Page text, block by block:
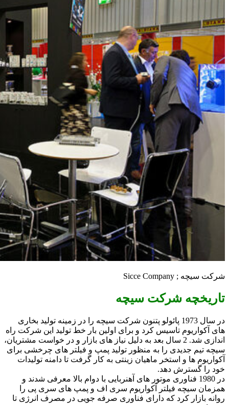
شرکت سیچه ; Sicce Company
تاریخچه شرکت سیچه
در سال 1973 پائولو پتنون شرکت سیچه را در زمینه تولید بخاری
های آکواریوم تاسیس کرد و برای اولین بار خط تولید این شرکت راه
اندازی شد. 2 سال بعد به دلیل نیاز های بازار و در خواست مشتریان،
سیچه تیم جدیدی را به منظور تولید پمپ و فیلتر های چرخشی برای
آکواریوم ها و استخر ماهیان زینتی به کار گرفت تا دامنه تولیدات
خود را گسترش دهد.
در 1980 فناوری موتور های آهنربایی با دوام بالا معرفی شدند و
همزمان سیچه فیلتر آکواریوم سری اف و پمپ های سری پی را
روانه بازار کرد که دارای فناوری صرفه جویی در مصرف انرژی تا